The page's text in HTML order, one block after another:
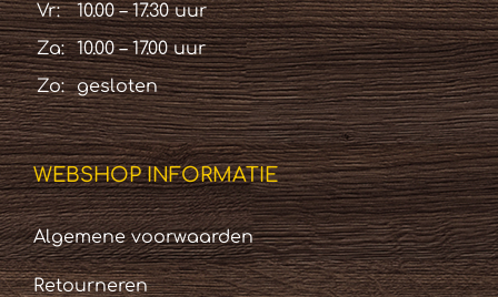
Vr:
10.00 – 17.30 uur
Za:
10.00 – 17.00 uur
Zo:
gesloten
WEBSHOP INFORMATIE
Algemene voorwaarden
Retourneren